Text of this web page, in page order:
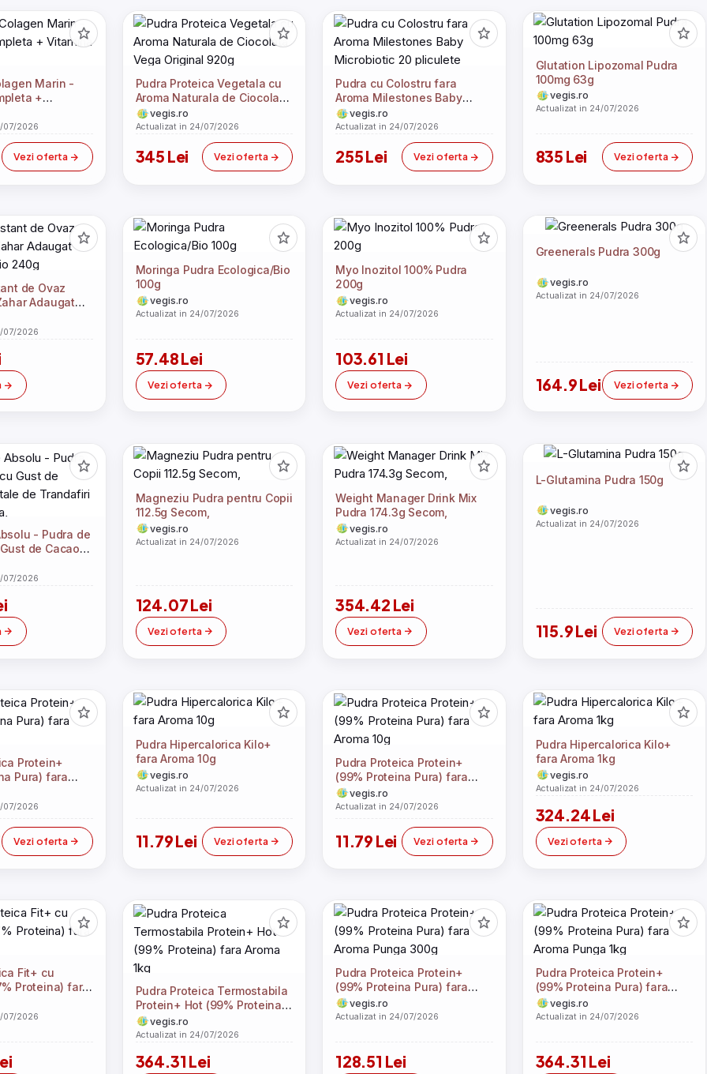
Marin -
+
07/2026
Vezi oferta
Pudra Proteica Vegetala cu
Aroma Naturala de Ciocolata
Vega Original 920g
vegis.ro
Actualizat in 24/07/2026
345 Lei Vezi oferta
Pudra cu Colostru fara
Aroma Milestones Baby
Microbiotic 20 pliculete
vegis.ro
Actualizat in 24/07/2026
255 Lei Vezi oferta
Glutation Lipozomal Pudra
100mg 63g
vegis.ro
Actualizat in 24/07/2026
835 Lei Vezi oferta
de Ovaz
Adaugat
240g
07/2026
Moringa Pudra Ecologica/Bio
100g
vegis.ro
Actualizat in 24/07/2026
57.48 Lei
Vezi oferta
Myo Inozitol 100% Pudra
200g
vegis.ro
Actualizat in 24/07/2026
103.61 Lei
Vezi oferta
Greenerals Pudra 300g
vegis.ro
Actualizat in 24/07/2026
164.9 Lei Vezi oferta
- Pudra de
de Cacao si
200g
07/2026
Magneziu Pudra pentru Copii
112.5g Secom,
vegis.ro
Actualizat in 24/07/2026
124.07 Lei
Vezi oferta
Weight Manager Drink Mix
Pudra 174.3g Secom,
vegis.ro
Actualizat in 24/07/2026
354.42 Lei
Vezi oferta
L-Glutamina Pudra 150g
vegis.ro
Actualizat in 24/07/2026
115.9 Lei Vezi oferta
Protein+
Pura) fara
07/2026
Vezi oferta
Pudra Hipercalorica Kilo+
fara Aroma 10g
vegis.ro
Actualizat in 24/07/2026
11.79 Lei Vezi oferta
Pudra Proteica Protein+
(99% Proteina Pura) fara
Aroma 10g
vegis.ro
Actualizat in 24/07/2026
11.79 Lei Vezi oferta
Pudra Hipercalorica Kilo+
fara Aroma 1kg
vegis.ro
Actualizat in 24/07/2026
324.24 Lei
Vezi oferta
Fit+ cu
Proteina) fara
07/2026
Pudra Proteica Termostabila
Protein+ Hot (99% Proteina)
fara Aroma 1kg
vegis.ro
Actualizat in 24/07/2026
364.31 Lei
Pudra Proteica Protein+
(99% Proteina Pura) fara
Aroma Punga 300g
vegis.ro
Actualizat in 24/07/2026
128.51 Lei
Pudra Proteica Protein+
(99% Proteina Pura) fara
Aroma Punga 1kg
vegis.ro
Actualizat in 24/07/2026
364.31 Lei